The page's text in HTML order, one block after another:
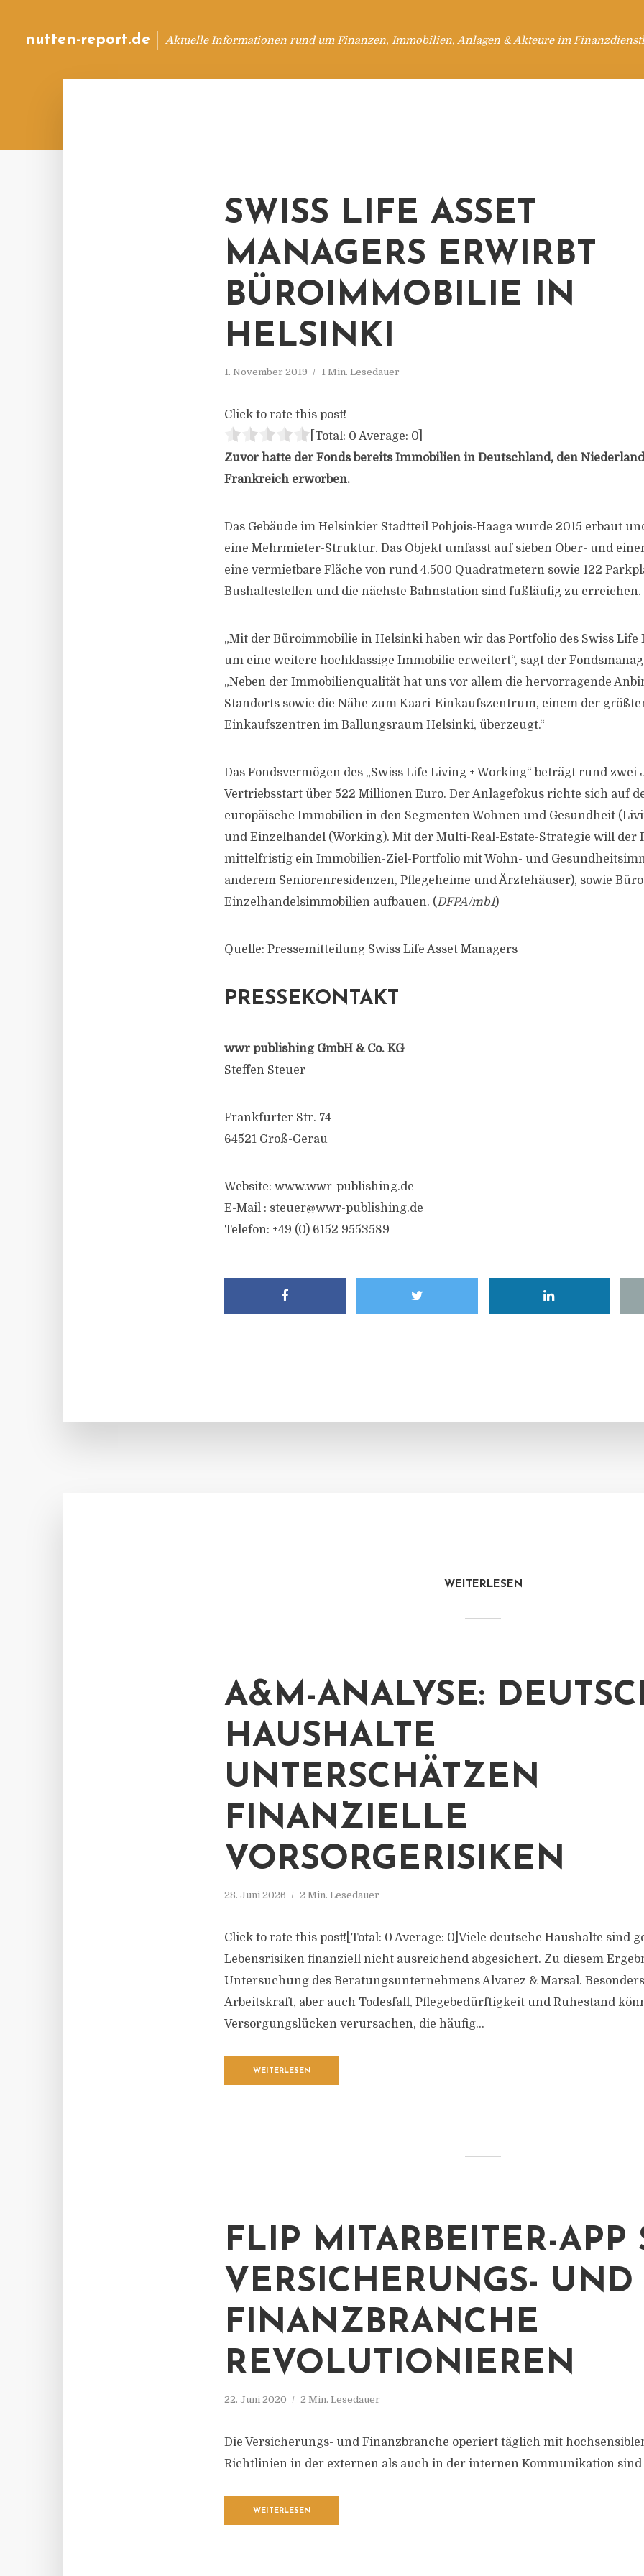
nutten-report.de Aktuelle Informationen rund um Finanzen, Immobilien, Anlagen & Akteure im
SWISS LIFE ASSET
MANAGERS ERWIRBT
BÜROIMMOBILIE IN
HELSINKI
1. November 2019 1 Min. Lesedauer
Click to rate this post!
[Total: 0 Average: 0
Zuvor hatte der Fonds bereits Immobilien in Deutschland, den
Frankreich erworben.
Das Gebäude im Helsinkier Stadtteil Pohjois-Haaga wurde 2015 erbaut
eine Mehrmieter-Struktur. Das Objekt umfasst auf sieben Ober- und
eine vermietbare Fläche von rund 4.500 Quadratmetern sowie 122
Bushaltestellen und die nächste Bahnstation sind fußläufig zu erreichen.
„Mit der Büroimmobilie in Helsinki haben wir das Portfolio des Swiss Life
um eine weitere hochklassige Immobilie erweitert“, sagt der
„Neben der Immobilienqualität hat uns vor allem die hervorragende
Standorts sowie die Nähe zum Kaari-Einkaufszentrum, einem der
Einkaufszentren im Ballungsraum Helsinki, überzeugt.“
Das Fondsvermögen des „Swiss Life Living + Working“ beträgt rund zwei
Vertriebsstart über 522 Millionen Euro. Der Anlagefokus richte sich auf
europäische Immobilien in den Segmenten Wohnen und Gesundheit
und Einzelhandel (Working). Mit der Multi-Real-Estate-Strategie will der
mittelfristig ein Immobilien-Ziel-Portfolio mit Wohn- und
anderem Seniorenresidenzen, Pflegeheime und Ärztehäuser), sowie
Einzelhandelsimmobilien aufbauen. (DFPA/mb1)
Quelle: Pressemitteilung Swiss Life Asset Managers
PRESSEKONTAKT
wwr publishing GmbH & Co. KG
Steffen Steuer
Frankfurter Str. 74
64521 Groß-Gerau
Website: www.wwr-publishing.de
E-Mail : steuer@wwr-publishing.de
Telefon: +49 (0) 6152 9553589
WEITERLESEN
A&M-ANALYSE:
HAUSHALTE
UNTERSCHÄTZEN
FINANZIELLE
VORSORGERISIKEN
28. Juni 2026 2 Min. Lesedauer
Click to rate this post![Total: 0 Average: 0]Viele deutsche Haushalte sind
Lebensrisiken finanziell nicht ausreichend abgesichert. Zu diesem
Untersuchung des Beratungsunternehmens Alvarez & Marsal.
Arbeitskraft, aber auch Todesfall, Pflegebedürftigkeit und Ruhestand
Versorgungslücken verursachen, die häufig...
WEITERLESEN
FLIP MITARBEITER-APP
VERSICHERUNGS- UND
FINANZBRANCHE
REVOLUTIONIEREN
22. Juni 2020 2 Min. Lesedauer
Die Versicherungs- und Finanzbranche operiert täglich mit
Richtlinien in der externen als auch in der internen Kommunikation sind
WEITERLESEN